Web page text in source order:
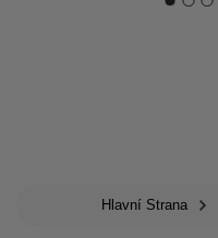
Hlavní Strana